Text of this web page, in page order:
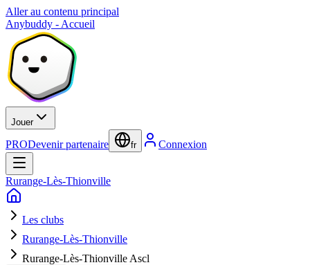
Aller au contenu principal
Anybuddy - Accueil
Jouer
PRODevenir partenaire fr Connexion
Rurange-Lès-Thionville
Les clubs
Rurange-Lès-Thionville
Rurange-Lès-Thionville Ascl